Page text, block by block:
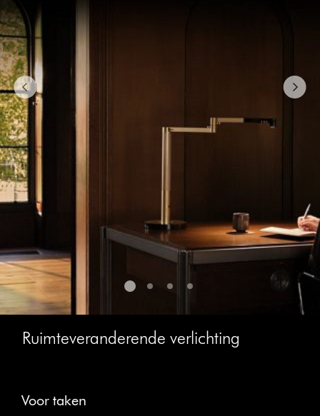
Ruimteveranderende verlichting
Voor taken